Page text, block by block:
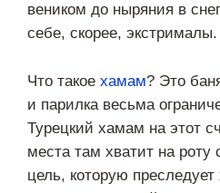
веником до ныряния в
себе, скорее, экстрималы.
Что такое хамам? Это
и парилка весьма
Турецкий хамам на этот
места там хватит на роту
цель, которую